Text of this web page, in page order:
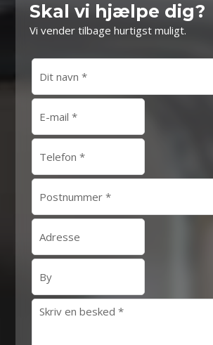
Skal vi hjælpe dig?
Vi vender tilbage hurtigst muligt.